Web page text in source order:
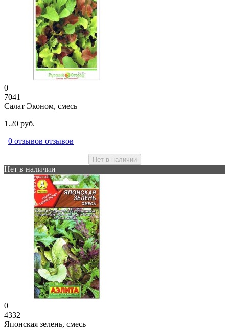
0
7041
Салат Эконом, смесь
1.20 руб.
0 отзывов отзывов
Нет в наличии
Нет в наличии
0
4332
Японская зелень, смесь